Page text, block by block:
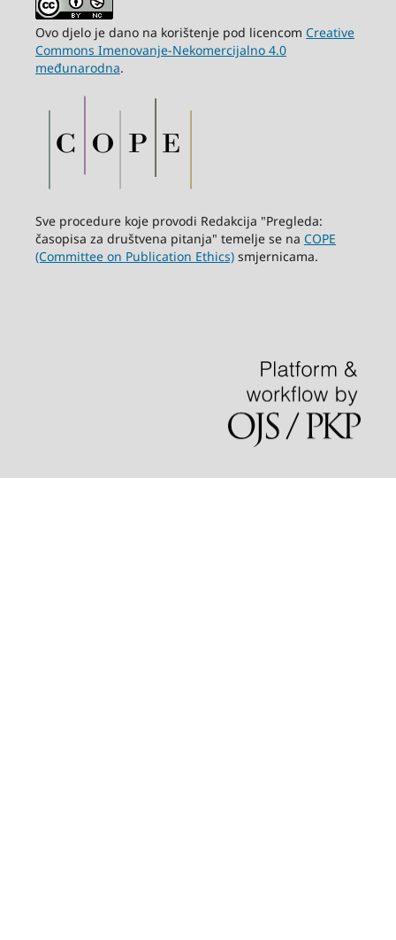
Ovo djelo je dano na korištenje pod licencom Creative
Commons Imenovanje-Nekomercijalno 4.0
međunarodna.
Sve procedure koje provodi Redakcija "Pregleda:
časopisa za društvena pitanja" temelje se na COPE
(Committee on Publication Ethics)smjernicama.